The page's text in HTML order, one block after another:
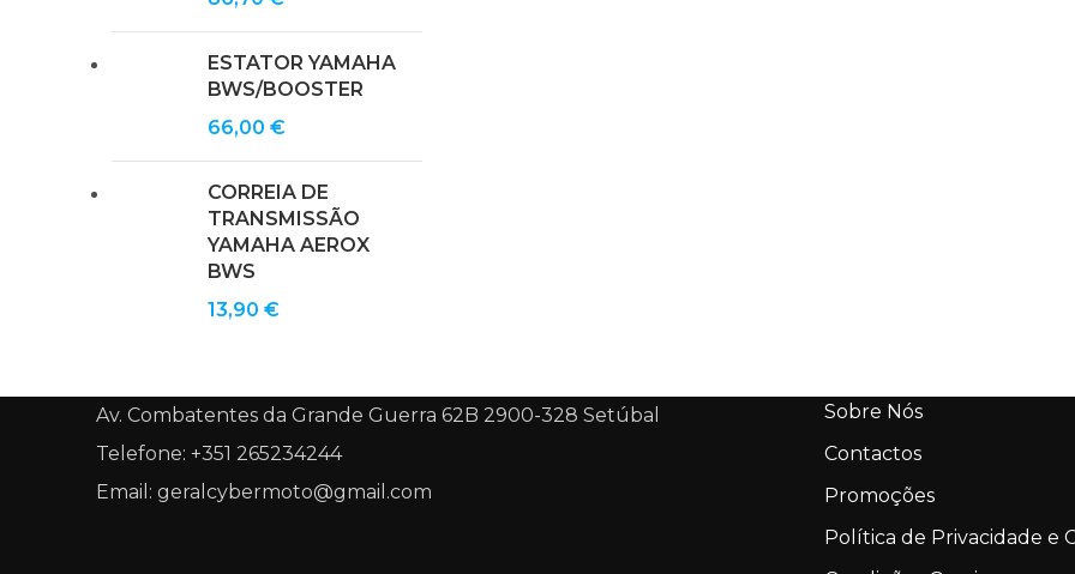
ESTATOR YAMAHA
BWS/BOOSTER
66,00 €
CORREIA DE
TRANSMISSÃO
YAMAHA AEROX
BWS
13,90 €
Av. Combatentes da Grande Guerra 62B 2900-328 Setúbal
Telefone: +351 265234244
Email: geralcybermoto@gmail.com
Sobre Nós
Contactos
Promoções
Política de Privacidade e